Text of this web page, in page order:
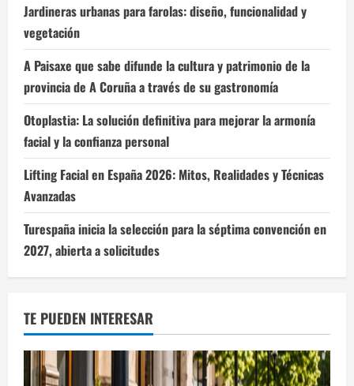
Jardineras urbanas para farolas: diseño, funcionalidad y
vegetación
A Paisaxe que sabe difunde la cultura y patrimonio de la
provincia de A Coruña a través de su gastronomía
Otoplastia: La solución definitiva para mejorar la armonía
facial y la confianza personal
Lifting Facial en España 2026: Mitos, Realidades y Técnicas
Avanzadas
Turespaña inicia la selección para la séptima convención en
2027, abierta a solicitudes
TE PUEDEN INTERESAR